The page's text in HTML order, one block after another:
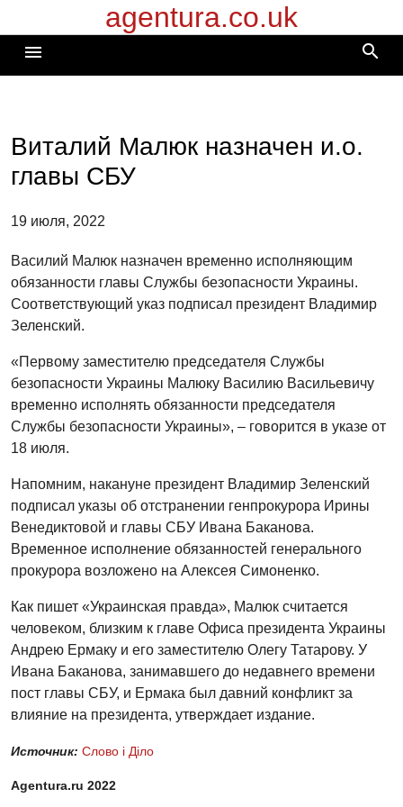
к
содержимому
agentura.co.uk
menu search
Виталий Малюк назначен и.о.
главы СБУ
19 июля, 2022
Василий Малюк назначен временно исполняющим
обязанности главы Службы безопасности Украины.
Соответствующий указ подписал президент Владимир
Зеленский.
«Первому заместителю председателя Службы
безопасности Украины Малюку Василию Васильевичу
временно исполнять обязанности председателя
Службы безопасности Украины», – говорится в указе от
18 июля.
Напомним, накануне президент Владимир Зеленский
подписал указы об отстранении генпрокурора Ирины
Венедиктовой и главы СБУ Ивана Баканова.
Временное исполнение обязанностей генерального
прокурора возложено на Алексея Симоненко.
Как пишет «Украинская правда», Малюк считается
человеком, близким к главе Офиса президента Украины
Андрею Ермаку и его заместителю Олегу Татарову. У
Ивана Баканова, занимавшего до недавнего времени
пост главы СБУ, и Ермака был давний конфликт за
влияние на президента, утверждает издание.
Источник: Слово i Дiло
Agentura.ru 2022